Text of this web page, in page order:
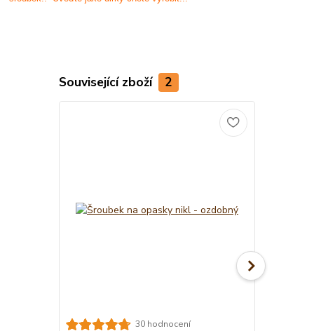
Související zboží 2
30 hodnocení